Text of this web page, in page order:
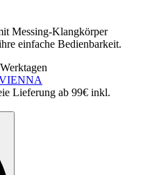
Messing-Klangkörper
einfache Bedienbarkeit.
Lieferung ab 99€ inkl.